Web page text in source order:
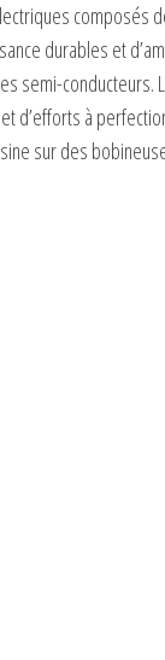
composés
durables et
semi-conducteurs.
d’efforts à
sur des